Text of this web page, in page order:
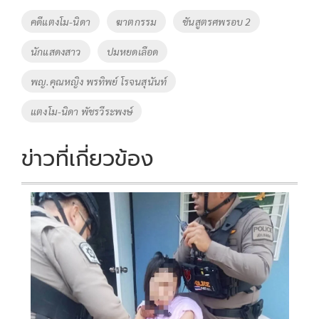
o
k
Li
n
k
Tags
คดีแตงโม-นิดา ฆาตกรรม ชันสูตรศพรอบ 2
นักแสดงสาว ปมหยดเลือด
พญ.คุณหญิง พรทิพย์ โรจนสุนันท์
แตงโม-นิดา พัชรวีระพงษ์
ข่าวที่เกี่ยวข้อง